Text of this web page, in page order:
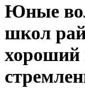
Юные
школ
хороший